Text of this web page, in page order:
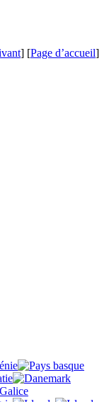
] [Page d’accueil]